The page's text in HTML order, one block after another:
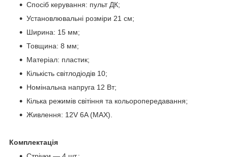
Спосіб керування: пульт ДК;
Установлювальні розміри 21 см;
Ширина: 15 мм;
Товщина: 8 мм;
Матеріал: пластик;
Кількість світлодіодів 10;
Номінальна напруга 12 Вт;
Кілька режимів світіння та кольоропередавання;
Живлення: 12V 6A (MAX).
Комплектація